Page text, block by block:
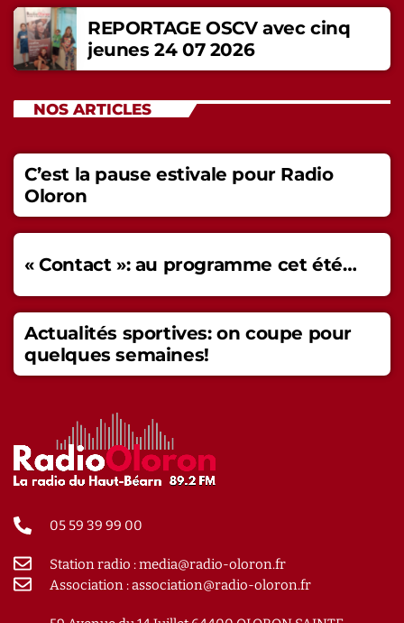
REPORTAGE OSCV avec cinq
jeunes 24 07 2026
NOS ARTICLES
C’est la pause estivale pour Radio
Oloron
« Contact »: au programme cet été…
Actualités sportives: on coupe pour
quelques semaines!
05 59 39 99 00
Station radio : media@radio-oloron.fr
Association : association@radio-oloron.fr